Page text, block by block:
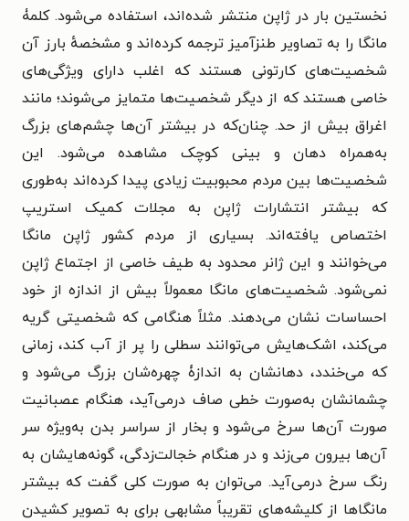
نخستین بار در ژاپن منتشر شده‌اند، استفاده می‌شود. کلمۀ
مانگا را به تصاویر طنزآمیز ترجمه کرده‌اند و مشخصهٔ بارز آن
شخصیت‌های کارتونی هستند که اغلب دارای ویژگی‌های
خاصی هستند که از دیگر شخصیت‌ها متمایز می‌شوند؛ مانند
اغراق بیش از حد. چنان‌که در بیشتر آن‌ها چشم‌های بزرگ
به‌همراه دهان و بینی کوچک مشاهده می‌شود. این
شخصیت‌ها بین مردم محبوبیت زیادی پیدا کرده‌اند به‌طوری
که بیشتر انتشارات ژاپن به مجلات کمیک استریپ
اختصاص یافته‌اند. بسیاری از مردم کشور ژاپن مانگا
می‌خوانند و این ژانر محدود به طیف خاصی از اجتماع ژاپن
نمی‌شود. شخصیت‌های مانگا معمولاً بیش از اندازه از خود
احساسات نشان می‌دهند. مثلاً هنگامی که شخصیتی گریه
می‌کند، اشک‌هایش می‌توانند سطلی را پر از آب کند، زمانی
که می‌خندد، دهانشان به اندازۀ چهره‌شان بزرگ می‌شود و
چشمانشان به‌صورت خطی صاف درمی‌آید، هنگام عصبانیت
صورت آن‌ها سرخ می‌شود و بخار از سراسر بدن به‌ویژه سر
آن‌ها بیرون می‌زند و در هنگام خجالت‌زدگی، گونه‌هایشان به
رنگ سرخ درمی‌آید. می‌توان به صورت کلی گفت که بیشتر
مانگاها از کلیشه‌های تقریباً مشابهی برای به تصویر کشیدن